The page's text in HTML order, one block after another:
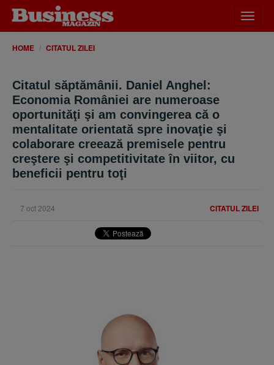
meniu
HOME CITATUL ZILEI
Citatul săptămânii. Daniel Anghel:
Economia României are numeroase
oportunităţi şi am convingerea că o
mentalitate orientată spre inovaţie şi
colaborare creează premisele pentru
creştere şi competitivitate în viitor, cu
beneficii pentru toţi
CITATUL ZILEI
7 oct 2024